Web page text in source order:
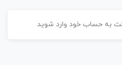
حساب خود وارد شوید